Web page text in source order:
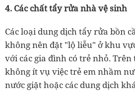
4. Các chất tẩy rửa nhà vệ sinh
Các loại dung dịch tẩy rửa bồn
không nên đặt "lộ liễu" ở khu
với các gia đình có trẻ nhỏ.
không ít vụ việc trẻ em nhầm
nước giặt hoặc các dung dịch